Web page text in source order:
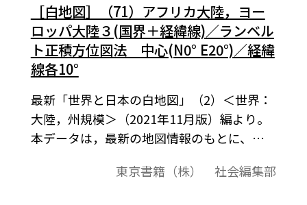
［白地図］（71）アフリカ大陸，ヨー
ロッパ大陸３(国界＋経緯線)／ランベル
ト正積方位図法 中心(N0° E20°)／経緯
線各10°
最新「世界と日本の白地図」（2）＜世界：
大陸，州規模＞（2021年11月版）編より。
本データは，最新の地図情報のもとに、高
ト作成やワークシート作成などで，自由に
東京書籍（株） 社会編集部